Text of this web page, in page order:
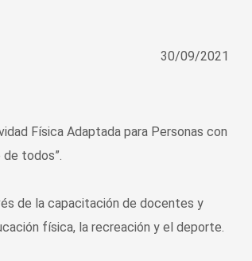
30/09/2021
Física Adaptada para Personas con
de todos”.
de la capacitación de docentes y
física, la recreación y el deporte.